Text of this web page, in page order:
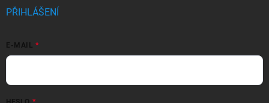
PŘIHLÁŠENÍ
E-MAIL